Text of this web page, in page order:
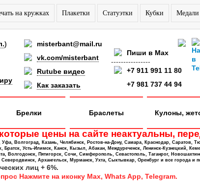
на кружках Плакетки Статуэтки Кубки Медали
)
misterbant@mail.ru
vk.com/misterbant
Rutube видео
Как заказать
Пиши в Max
----------------
+7 911 991 11 80
+7 981 737 44 94
Кулоны,
Браслеты
Брелки
цены на сайте неактуальны,
Волгоград, Казань, Челябинск, Ростов-на-Дону, Самара, Краснодар, Саратов,
Усть-Илимск, Канск, Кызыл, Абакан, Междуреченск, Ленинск-Кузнецкий,
Волгодонск, Пятигорск, Сочи, Симферополь, Севастополь, Таганрог,
Архангельск, Мурманск, Ухта, Сыктывкар, Оренбург и все города и
лиц + 6%.
Нажмите на иконку Max, Whats App, Telegram.